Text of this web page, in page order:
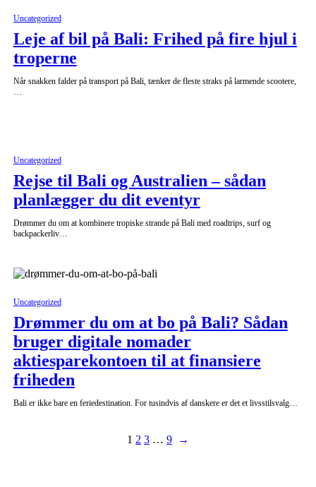
Uncategorized
Leje af bil på Bali: Frihed på fire hjul i
troperne
Når snakken falder på transport på Bali, tænker de fleste straks på larmende scootere,
…
Uncategorized
Rejse til Bali og Australien – sådan
planlægger du dit eventyr
Drømmer du om at kombinere tropiske strande på Bali med roadtrips, surf og
backpackerliv…
Uncategorized
Drømmer du om at bo på Bali? Sådan
bruger digitale nomader
aktiesparekontoen til at finansiere
friheden
Bali er ikke bare en feriedestination. For tusindvis af danskere er det et livsstilsvalg…
1 2 3 … 9 →